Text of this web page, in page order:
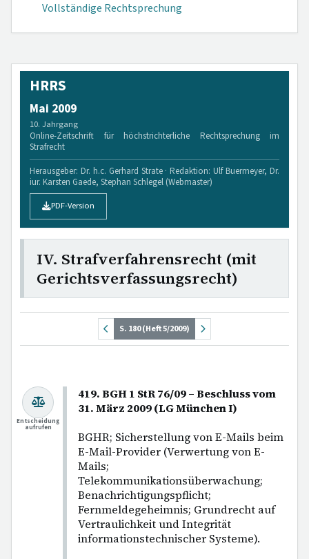
Vollständige Rechtsprechung
HRRS
Mai 2009
10. Jahrgang
Online-Zeitschrift für höchstrichterliche Rechtsprechung im
Strafrecht
Herausgeber: Dr. h.c. Gerhard Strate · Redaktion: Ulf Buermeyer, Dr.
iur. Karsten Gaede, Stephan Schlegel (Webmaster)
PDF-Version
IV. Strafverfahrensrecht (mit
Gerichtsverfassungsrecht)
S. 180 (Heft 5/2009)
419. BGH 1 StR 76/09 – Beschluss vom
31. März 2009 (LG München I)
BGHR; Sicherstellung von E-Mails beim
E-Mail-Provider (Verwertung von E-
Mails;
Telekommunikationsüberwachung;
Benachrichtigungspflicht;
Fernmeldegeheimnis; Grundrecht auf
Vertraulichkeit und Integrität
informationstechnischer Systeme).
Entscheidung
aufrufen